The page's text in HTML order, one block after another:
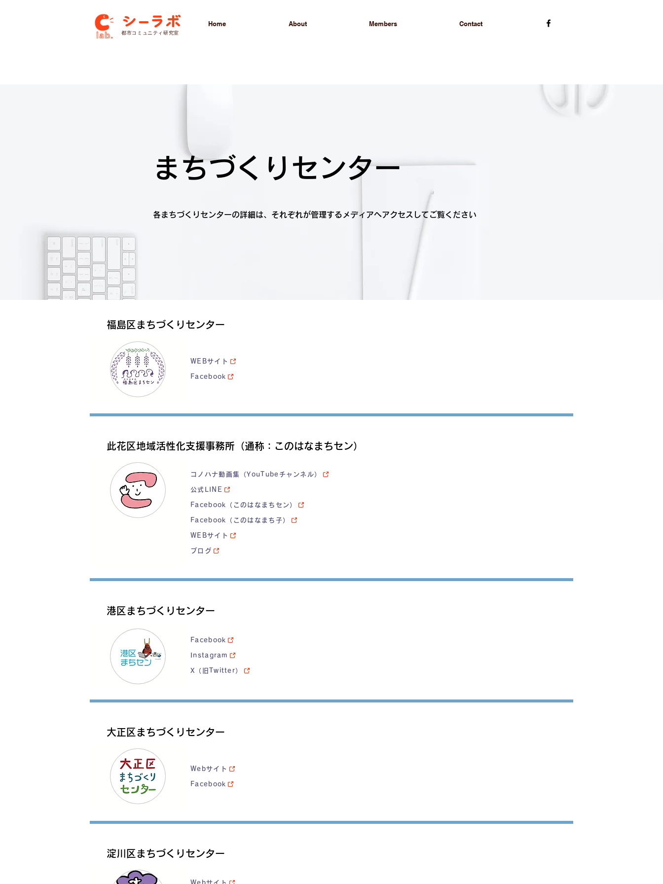
​都市コミュニティ研究室
Home About Members Contact
まちづくりセンター
各まちづくりセンターの詳細は、それぞれが管理するメディアへアクセスしてご覧ください
福島区まちづくりセンター
WEBサイト
Facebook
此花区地域活性化支援事務所（通称：このはなまちセン）
コノハナ動画集（YouTubeチャンネル）
公式LINE
Facebook（このはなまちセン）
Facebook（このはなまち子）
WEBサイト
ブログ
港区まちづくりセンター
Facebook
Instagram
X（旧Twitter）
大正区まちづくりセンター
Webサイト
Facebook
淀川区まちづくりセンター
Webサイト